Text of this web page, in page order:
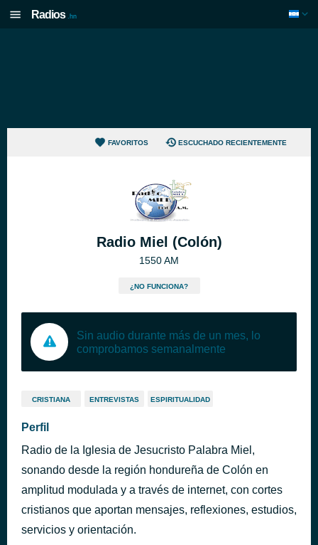
Radios .hn
FAVORITOS ESCUCHADO RECIENTEMENTE
Radio Miel (Colón)
1550 AM
¿NO FUNCIONA?
Sin audio durante más de un mes, lo
comprobamos semanalmente
CRISTIANA ENTREVISTAS ESPIRITUALIDAD
Perfil
Radio de la Iglesia de Jesucristo Palabra Miel,
sonando desde la región hondureña de Colón en
amplitud modulada y a través de internet, con cortes
cristianos que aportan mensajes, reflexiones, estudios,
servicios y orientación.